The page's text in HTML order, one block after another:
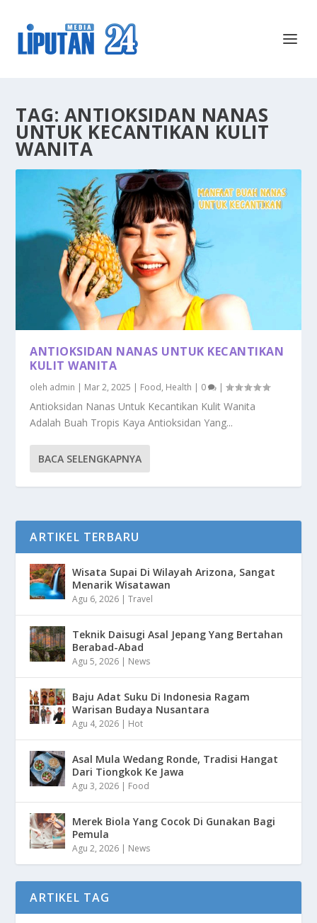
TAG: ANTIOKSIDAN NANAS
UNTUK KECANTIKAN KULIT
WANITA
ANTIOKSIDAN NANAS UNTUK KECANTIKAN
KULIT WANITA
oleh admin | Mar 2, 2025 | Food, Health | 0 |
Antioksidan Nanas Untuk Kecantikan Kulit Wanita
Adalah Buah Tropis Kaya Antioksidan Yang...
BACA SELENGKAPNYA
ARTIKEL TERBARU
Wisata Supai Di Wilayah Arizona, Sangat
Menarik Wisatawan
Agu 6, 2026 |Travel
Teknik Daisugi Asal Jepang Yang Bertahan
Berabad-Abad
Agu 5, 2026 | News
Baju Adat Suku Di Indonesia Ragam
Warisan Budaya Nusantara
Agu 4, 2026 | Hot
Asal Mula Wedang Ronde, Tradisi Hangat
Dari Tiongkok Ke Jawa
Agu 3, 2026 | Food
Merek Biola Yang Cocok Di Gunakan Bagi
Pemula
Agu 2, 2026 | News
ARTIKEL TAG